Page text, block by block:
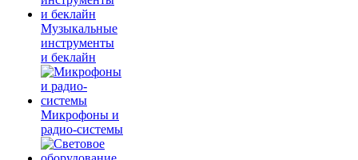
Музыкальные
инструменты
и беклайн
Микрофоны и
радио-системы